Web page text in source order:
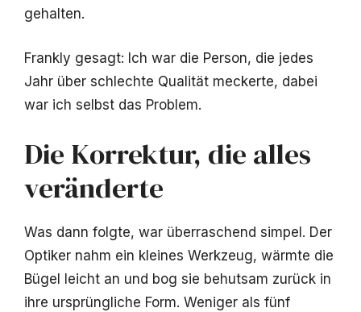
gehalten.
Frankly gesagt: Ich war die Person, die jedes
Jahr über schlechte Qualität meckerte, dabei
war ich selbst das Problem.
Die Korrektur, die alles
veränderte
Was dann folgte, war überraschend simpel. Der
Optiker nahm ein kleines Werkzeug, wärmte die
Bügel leicht an und bog sie behutsam zurück in
ihre ursprüngliche Form. Weniger als fünf